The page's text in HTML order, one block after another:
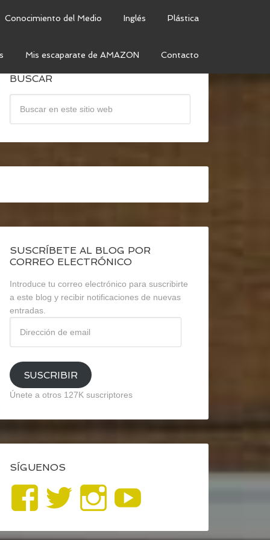
Conocimiento del Medio Inglés Plástica
Mis escaparate de AMAZON Contacto
BUSCAR
SUSCRÍBETE AL BLOG POR
CORREO ELECTRÓNICO
Introduce tu correo electrónico para suscribirte
a este blog y recibir notificaciones de nuevas
entradas.
email
SUSCRIBIR
Únete a otros 127K suscriptores
SÍGUENOS
Ver
perfil
Ver
perfil
Ver
perfil